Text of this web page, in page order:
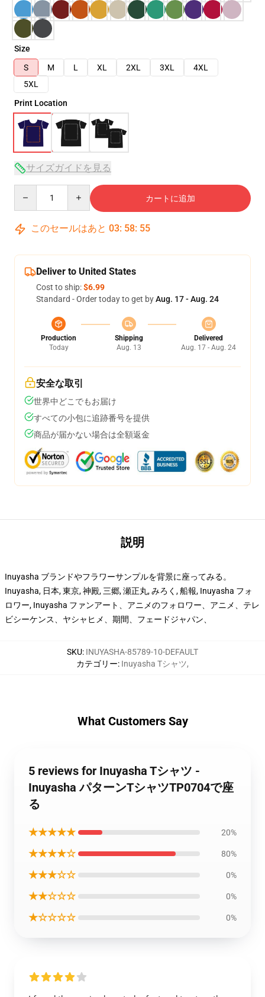
Size
S
M L XL 2XL 3XL
4XL
5XL
Print Location
サイズガイドを見る
カートに追加
このセールはあと 03: 58: 54
Deliver to United States
Cost to ship:$6.99
Standard - Order today to get byAug. 17 - Aug. 24
Production
Today
Shipping
Aug. 13
Delivered
Aug. 17 - Aug. 24
安全な取引
世界中どこでもお届け
すべての小包に追跡番号を提供
商品が届かない場合は全額返金
説明
Inuyasha ブランドやフラワーサンプルを背景に座ってみる。
Inuyasha, 日本, 東京, 神殿, 三郷, 瀬正丸, みろく, 船報, Inuyasha フォ
ロワー, Inuyasha ファンアート、アニメのフォロワー、アニメ、テレ
ビシーケンス、ヤシャヒメ、期間、フェードジャパン、
SKU: INUYASHA-85789-10-DEFAULT
カテゴリー: Inuyasha Tシャツ,
What Customers Say
5 reviews for Inuyasha Tシャツ -
Inuyasha パターンTシャツTP0704で座
る
★★★★★ 20%
★★★★☆ 80%
★★★☆☆ 0%
★★☆☆☆ 0%
★☆☆☆☆ 0%